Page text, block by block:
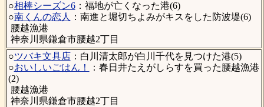
○相棒シーズン6：福地が亡くなった港(6)
○南くんの恋人
：南進と堀切ちよみがキスをした防波堤(6)
腰越漁港
神奈川県鎌倉市腰越2丁目
○ツバキ文具店：白川清太郎が白川千代を見つけた港(5)
○おいしいごはん！
：春日井たえがしらすを買った腰越漁港
(2)
腰越漁港
神奈川県鎌倉市腰越2丁目